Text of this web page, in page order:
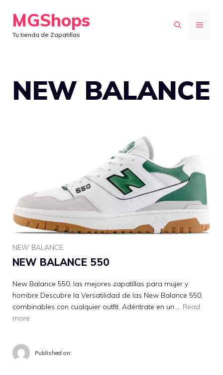
contenido
MGShops
Tu tienda de Zapatillas
MENÚ
NEW BALANCE
NEW BALANCE
NEW BALANCE 550
New Balance 550, las mejores zapatillas para mujer y
hombre Descubre la Versatilidad de las New Balance 550,
combinables con cualquier outfit. Adéntrate en un … Read
more
Published on: